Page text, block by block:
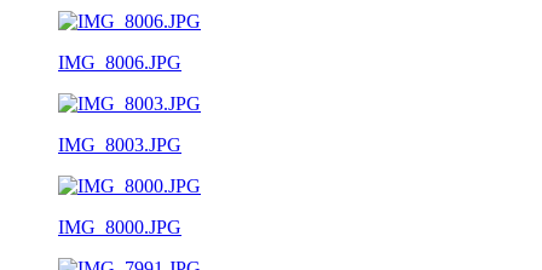
IMG_8006.JPG
IMG_8003.JPG
IMG_8000.JPG